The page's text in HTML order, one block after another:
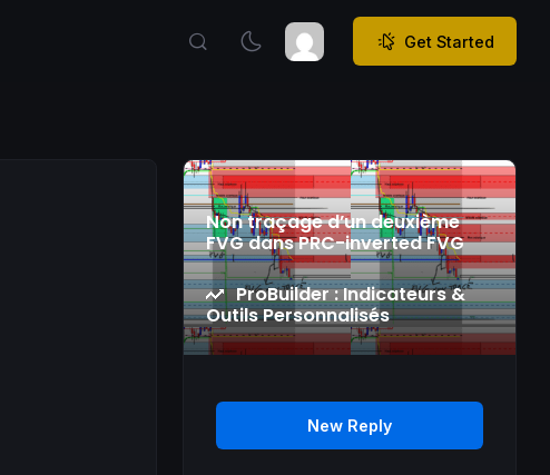
Get Started
Non traçage d’un deuxième
FVG dans PRC-inverted FVG
ProBuilder : Indicateurs &
Outils Personnalisés
New Reply